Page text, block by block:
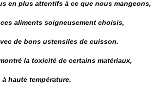
en plus attentifs à ce que nous mangeons,
aliments soigneusement choisis,
de bons ustensiles de cuisson.
la toxicité de certains matériaux,
haute température.